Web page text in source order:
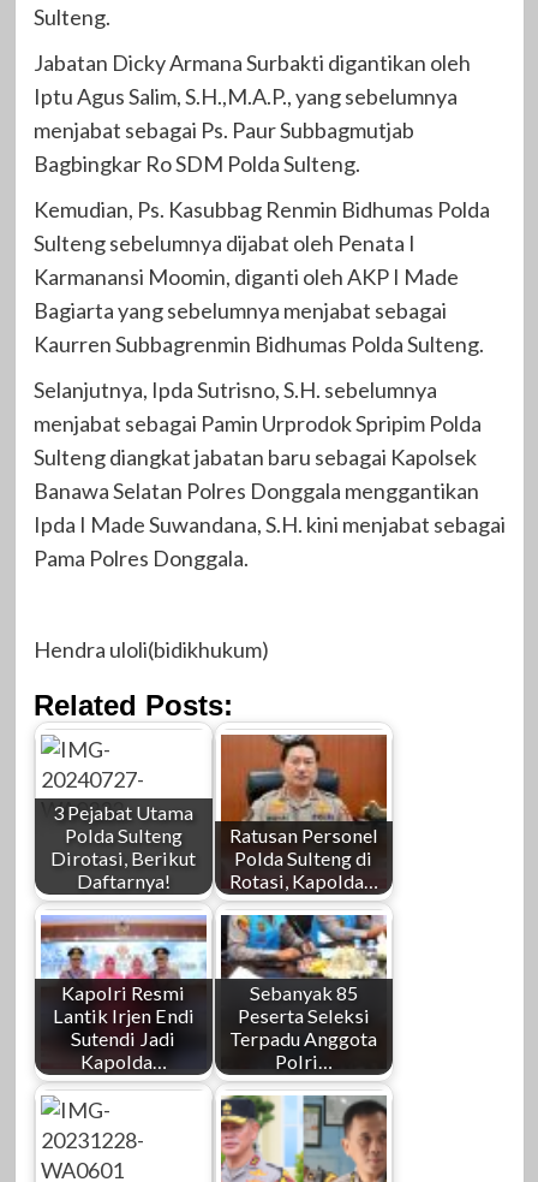
Sulteng.
Jabatan Dicky Armana Surbakti digantikan oleh
Iptu Agus Salim, S.H.,M.A.P., yang sebelumnya
menjabat sebagai Ps. Paur Subbagmutjab
Bagbingkar Ro SDM Polda Sulteng.
Kemudian, Ps. Kasubbag Renmin Bidhumas Polda
Sulteng sebelumnya dijabat oleh Penata I
Karmanansi Moomin, diganti oleh AKP I Made
Bagiarta yang sebelumnya menjabat sebagai
Kaurren Subbagrenmin Bidhumas Polda Sulteng.
Selanjutnya, Ipda Sutrisno, S.H. sebelumnya
menjabat sebagai Pamin Urprodok Spripim Polda
Sulteng diangkat jabatan baru sebagai Kapolsek
Banawa Selatan Polres Donggala menggantikan
Ipda I Made Suwandana, S.H. kini menjabat sebagai
Pama Polres Donggala.
Hendra uloli(bidikhukum)
Related Posts:
3 Pejabat Utama
Polda Sulteng
Dirotasi, Berikut
Daftarnya!
Ratusan Personel
Polda Sulteng di
Rotasi, Kapolda…
Kapolri Resmi
Lantik Irjen Endi
Sutendi Jadi
Kapolda…
Sebanyak 85
Peserta Seleksi
Terpadu Anggota
Polri…